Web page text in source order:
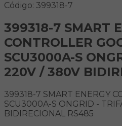
Código: 399318-7
399318-7 SMART
CONTROLLER
SCU3000A-S
220V / 380V
399318-7 SMART ENERGY
SCU3000A-S ONGRID -
BIDIRECIONAL RS485